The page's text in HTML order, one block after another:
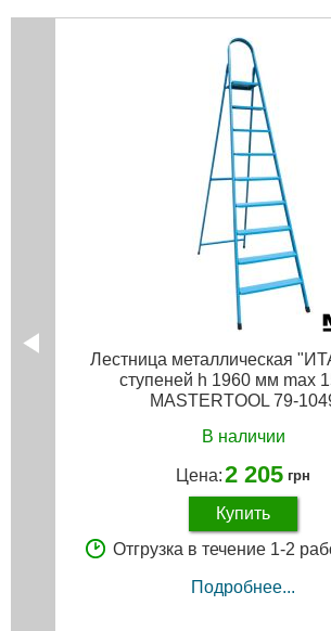
Лестница металлическая
ступеней h 1960 мм max
MASTERTOOL 79-
В наличии
Цена:2 205 грн
Купить
Отгрузка в течение 1-2
Подробнее...